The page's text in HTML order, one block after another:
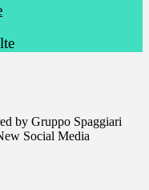
by Gruppo Spaggiari
Social Media